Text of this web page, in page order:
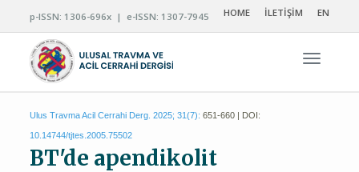
p-ISSN: 1306-696x | e-ISSN: 1307-7945 HOME İLETİŞİM EN
Ulus Travma Acil Cerrahi Derg. 2025; 31(7): 651-660 | DOI:
10.14744/tjtes.2005.75502
BT'de apendikolit